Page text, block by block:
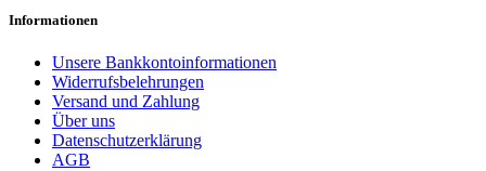
Informationen
Unsere Bankkontoinformationen
Widerrufsbelehrungen
Versand und Zahlung
Über uns
Datenschutzerklärung
AGB